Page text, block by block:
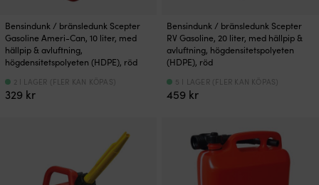
Bensindunk / bränsledunk Scepter
Gasoline Ameri-Can, 10 liter, med
hällpip & avluftning,
högdensitetspolyeten (HDPE), röd
329 kr
2 I LAGER (FLER KAN KÖPAS)
Bensindunk / bränsledunk Scepter
RV Gasoline, 20 liter, med hällpip &
avluftning, högdensitetspolyeten
(HDPE), röd
459 kr
5 I LAGER (FLER KAN KÖPAS)